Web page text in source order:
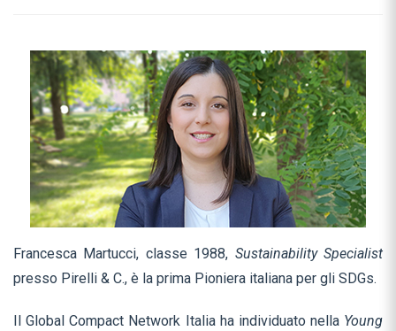
Francesca Martucci, classe 1988, Sustainability Specialist
presso Pirelli & C., è la prima Pioniera italiana per gli SDGs.
Il Global Compact Network Italia ha individuato nella Young